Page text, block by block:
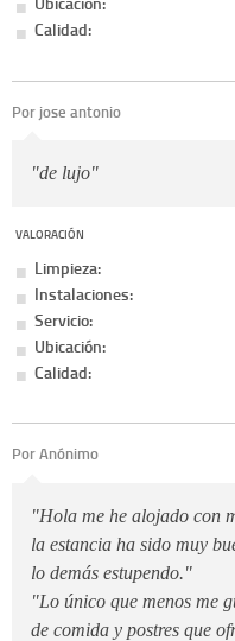
Calidad:
Por jose antonio
"de lujo"
VALORACIÓN
Limpieza:
Instalaciones:
Servicio:
Ubicación:
Calidad:
Por Anónimo
"Hola me he alojado con
la estancia ha sido muy
lo demás estupendo."
"Lo único que menos me
de comida y postres que